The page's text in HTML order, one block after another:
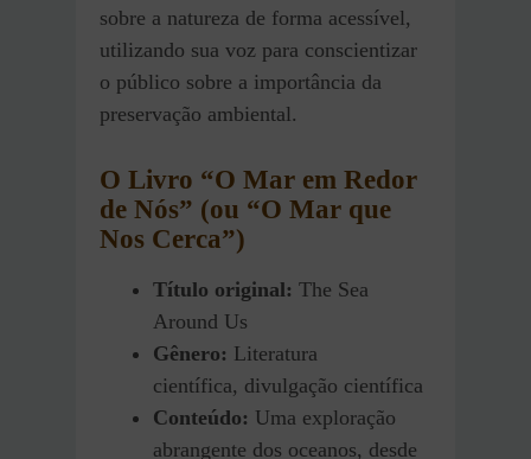
sobre a natureza de forma acessível,
utilizando sua voz para conscientizar
o público sobre a importância da
preservação ambiental.
O Livro “O Mar em Redor
de Nós” (ou “O Mar que
Nos Cerca”)
Título original: The Sea
Around Us
Gênero: Literatura
científica, divulgação científica
Conteúdo: Uma exploração
abrangente dos oceanos, desde